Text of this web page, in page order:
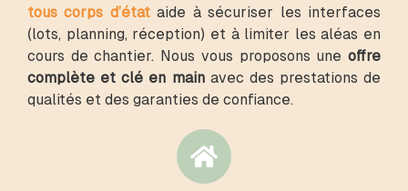
tous corps d’étataide à sécuriser les interfaces
(lots, planning, réception) et à limiter les aléas en
cours de chantier. Nous vous proposons une offre
complète et clé en mainavec des prestations de
qualités et des garanties de confiance.